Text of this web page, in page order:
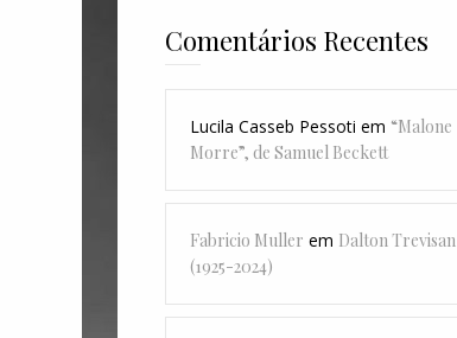
Comentários Recentes
Lucila Casseb Pessoti em “Malone
Morre”, de Samuel Beckett
Fabricio Muller em Dalton Trevisan
(1925-2024)